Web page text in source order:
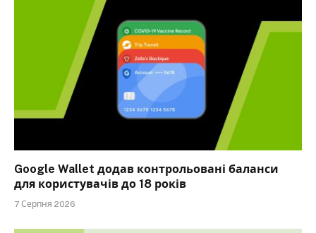
Google Wallet додав контрольовані баланси
для користувачів до 18 років
7 Серпня 2026